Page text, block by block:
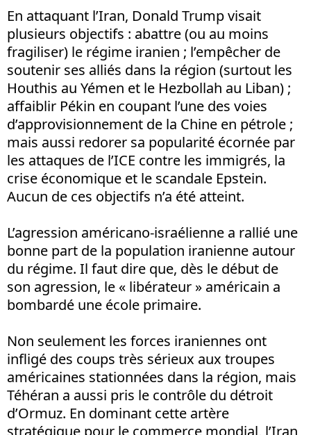
En attaquant l’Iran, Donald Trump visait
plusieurs objectifs : abattre (ou au moins
fragiliser) le régime iranien ; l’empêcher de
soutenir ses alliés dans la région (surtout les
Houthis au Yémen et le Hezbollah au Liban) ;
affaiblir Pékin en coupant l’une des voies
d’approvisionnement de la Chine en pétrole ;
mais aussi redorer sa popularité écornée par
les attaques de l’ICE contre les immigrés, la
crise économique et le scandale Epstein.
Aucun de ces objectifs n’a été atteint.
L’agression américano-israélienne a rallié une
bonne part de la population iranienne autour
du régime. Il faut dire que, dès le début de
son agression, le « libérateur » américain a
bombardé une école primaire.
Non seulement les forces iraniennes ont
infligé des coups très sérieux aux troupes
américaines stationnées dans la région, mais
Téhéran a aussi pris le contrôle du détroit
d’Ormuz. En dominant cette artère